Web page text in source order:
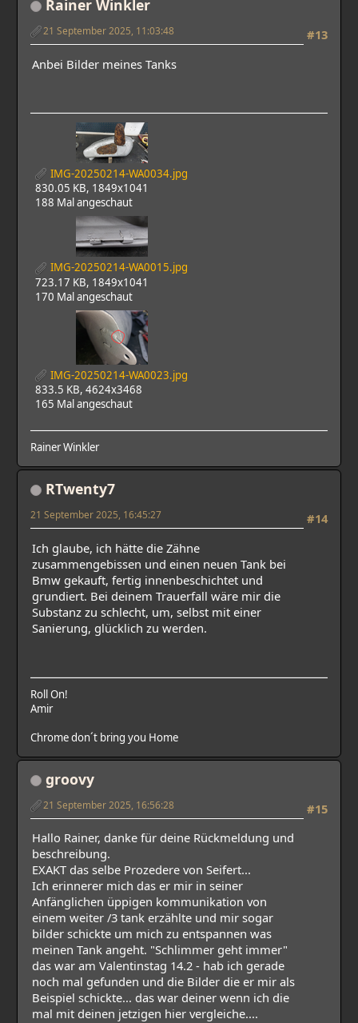
Rainer Winkler
#13
21 September 2025, 11:03:48
Anbei Bilder meines Tanks
IMG-20250214-WA0034.jpg
830.05 KB, 1849x1041
188 Mal angeschaut
IMG-20250214-WA0015.jpg
723.17 KB, 1849x1041
170 Mal angeschaut
IMG-20250214-WA0023.jpg
833.5 KB, 4624x3468
165 Mal angeschaut
Rainer Winkler
RTwenty7
#14
21 September 2025, 16:45:27
Ich glaube, ich hätte die Zähne
zusammengebissen und einen neuen Tank bei
Bmw gekauft, fertig innenbeschichtet und
grundiert. Bei deinem Trauerfall wäre mir die
Substanz zu schlecht, um, selbst mit einer
Sanierung, glücklich zu werden.
Roll On!
Amir
Chrome don´t bring you Home
groovy
#15
21 September 2025, 16:56:28
Hallo Rainer, danke für deine Rückmeldung und
beschreibung.
EXAKT das selbe Prozedere von Seifert...
Ich erinnerer mich das er mir in seiner
Anfänglichen üppigen kommunikation von
einem weiter /3 tank erzählte und mir sogar
bilder schickte um mich zu entspannen was
meinen Tank angeht. "Schlimmer geht immer"
das war am Valentinstag 14.2 - hab ich gerade
noch mal gefunden und die Bilder die er mir als
Beispiel schickte... das war deiner wenn ich die
mal mit deinen jetzigen hier vergleiche....